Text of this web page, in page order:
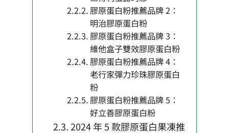
膠原蛋白粉推薦品牌 2：
明治膠原蛋白粉
膠原蛋白粉推薦品牌 3：
維他盒子雙效膠原蛋白粉
膠原蛋白粉推薦品牌 4：
老行家彈力珍珠膠原蛋白
粉
膠原蛋白粉推薦品牌 5：
好立善膠原蛋白粉
2024 年 5 款膠原蛋白果凍推